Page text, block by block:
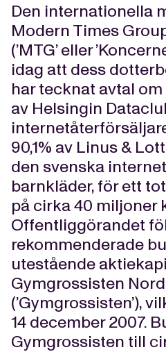
Den internationella
Modern Times
(’MTG’ eller
idag att dess
har tecknat avtal
av Helsingin
90,1% av Linus &
den svenska
barnkläder, för ett
på cirka 40 miljoner
Offentliggörandet
rekommenderade
utestående
Gymgrossisten
(’Gymgrossisten’),
14 december 2007.
Gymgrossisten till